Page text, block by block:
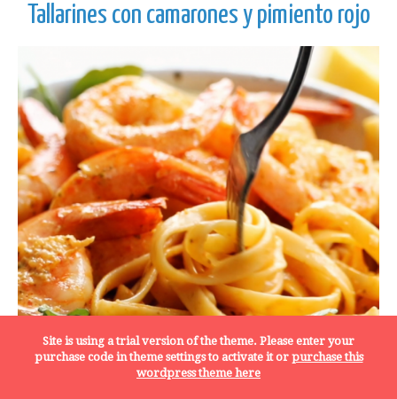
Tallarines con camarones y pimiento rojo
Site is using a trial version of the theme. Please enter your
purchase code in theme settings to activate it or purchase this
wordpress theme here